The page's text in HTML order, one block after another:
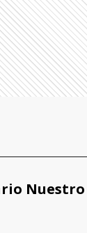
Nuestro